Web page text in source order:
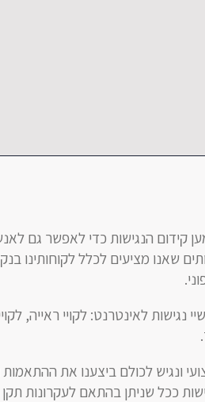
קידום הנגישות כדי לאפשר גם
שאנו מציעים לכלל לקוחותינו
נגישות לאינטרנט: לקויי ראייה,
ונגיש לכולם ביצענו את
ככל שניתן בהתאם לעקרונות